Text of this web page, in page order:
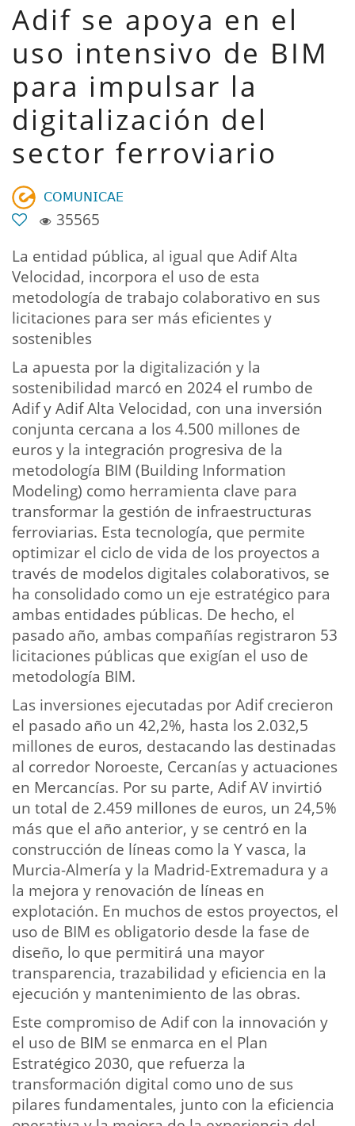
Adif se apoya en el
uso intensivo de BIM
para impulsar la
digitalización del
sector ferroviario
𝖢𝖮𝖬𝖴𝖭𝖨𝖢𝖠𝖤
35565
La entidad pública, al igual que Adif Alta
Velocidad, incorpora el uso de esta
metodología de trabajo colaborativo en sus
licitaciones para ser más eficientes y
sostenibles
La apuesta por la digitalización y la
sostenibilidad marcó en 2024 el rumbo de
Adif y Adif Alta Velocidad, con una inversión
conjunta cercana a los 4.500 millones de
euros y la integración progresiva de la
metodología BIM (Building Information
Modeling) como herramienta clave para
transformar la gestión de infraestructuras
ferroviarias. Esta tecnología, que permite
optimizar el ciclo de vida de los proyectos a
través de modelos digitales colaborativos, se
ha consolidado como un eje estratégico para
ambas entidades públicas. De hecho, el
pasado año, ambas compañías registraron 53
licitaciones públicas que exigían el uso de
metodología BIM.
Las inversiones ejecutadas por Adif crecieron
el pasado año un 42,2%, hasta los 2.032,5
millones de euros, destacando las destinadas
al corredor Noroeste, Cercanías y actuaciones
en Mercancías. Por su parte, Adif AV invirtió
un total de 2.459 millones de euros, un 24,5%
más que el año anterior, y se centró en la
construcción de líneas como la Y vasca, la
Murcia-Almería y la Madrid-Extremadura y a
la mejora y renovación de líneas en
explotación. En muchos de estos proyectos, el
uso de BIM es obligatorio desde la fase de
diseño, lo que permitirá una mayor
transparencia, trazabilidad y eficiencia en la
ejecución y mantenimiento de las obras.
Este compromiso de Adif con la innovación y
el uso de BIM se enmarca en el Plan
Estratégico 2030, que refuerza la
transformación digital como uno de sus
pilares fundamentales, junto con la eficiencia